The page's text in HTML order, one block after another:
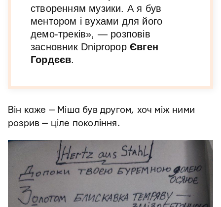
створенням музики. А я був
ментором і вухами для його
демо-треків», — розповів
засновник Dnipropop Євген
Гордєєв.
Він каже — Міша був другом, хоч між ними
розрив — ціле покоління.